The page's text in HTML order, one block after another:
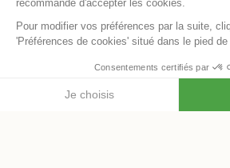
Annuaire des marques